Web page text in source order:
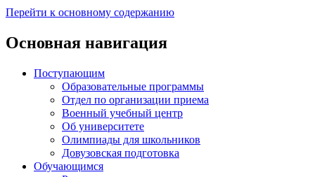
Перейти к основному содержанию
Основная навигация
Поступающим
Образовательные программы
Отдел по организации приема
Военный учебный центр
Об университете
Олимпиады для школьников
Довузовская подготовка
Обучающимся